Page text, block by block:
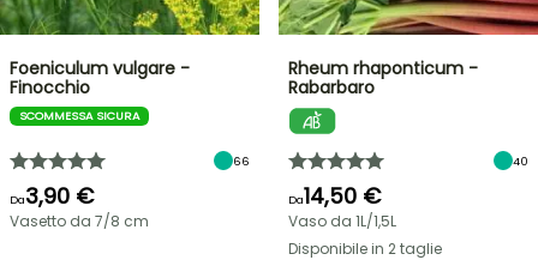
Foeniculum vulgare -
Finocchio
SCOMMESSA SICURA
66
Da3,90 €
Vasetto da 7/8 cm
Rheum rhaponticum -
Rabarbaro
40
Da14,50 €
Vaso da 1L/1,5L
Disponibile in 2 taglie